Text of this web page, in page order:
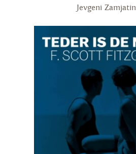
Jevgeni Zamjatin